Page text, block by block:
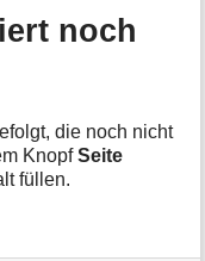
noch
die noch nicht
KnopfSeite
füllen.